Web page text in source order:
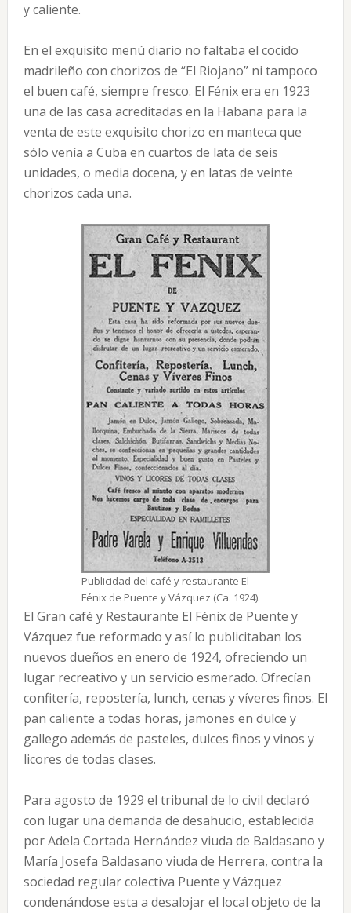
y caliente.
En el exquisito menú diario no faltaba el cocido
madrileño con chorizos de “El Riojano” ni tampoco
el buen café, siempre fresco. El Fénix era en 1923
una de las casa acreditadas en la Habana para la
venta de este exquisito chorizo en manteca que
sólo venía a Cuba en cuartos de lata de seis
unidades, o media docena, y en latas de veinte
chorizos cada una.
Publicidad del café y restaurante El
Fénix de Puente y Vázquez (Ca. 1924).
El Gran café y Restaurante El Fénix de Puente y
Vázquez fue reformado y así lo publicitaban los
nuevos dueños en enero de 1924, ofreciendo un
lugar recreativo y un servicio esmerado. Ofrecían
confitería, repostería, lunch, cenas y víveres finos. El
pan caliente a todas horas, jamones en dulce y
gallego además de pasteles, dulces finos y vinos y
licores de todas clases.
Para agosto de 1929 el tribunal de lo civil declaró
con lugar una demanda de desahucio, establecida
por Adela Cortada Hernández viuda de Baldasano y
María Josefa Baldasano viuda de Herrera, contra la
sociedad regular colectiva Puente y Vázquez
condenándose esta a desalojar el local objeto de la